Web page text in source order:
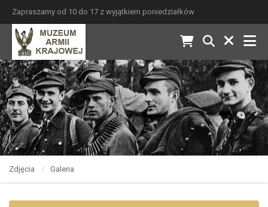
Zapraszamy od 10 do 17 z wyjątkiem poniedziałków
Zdjęcia Galeria